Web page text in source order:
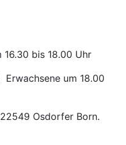
bis 18.00 Uhr
um 18.00
Osdorfer Born.